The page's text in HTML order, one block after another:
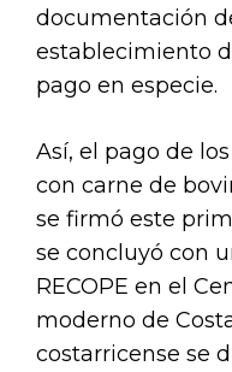
documentación
establecimiento
pago en especie.
Así, el pago de
con carne de
se firmó este
se concluyó con
RECOPE en el
moderno de
costarricense se